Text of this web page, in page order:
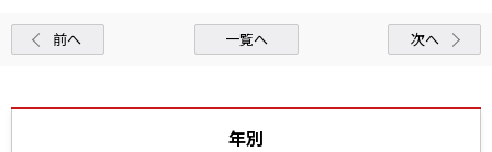
前へ 一覧へ 次へ
年別